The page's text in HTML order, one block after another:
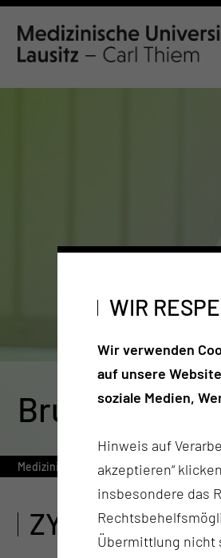
Brustzentrum
Medizinische Universität
ZYTOLOGIE
WIR
Wir verwenden
auf unsere
soziale Medien,
Hinweis auf
akzeptieren“
insbesondere das
Übermittlung nicht